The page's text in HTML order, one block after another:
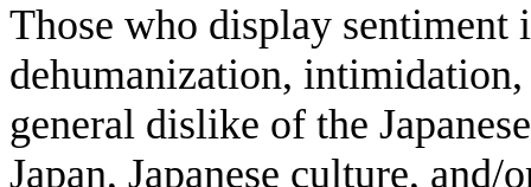
Those who display
dehumanization,
general dislike of the
Japan, Japanese culture, and/